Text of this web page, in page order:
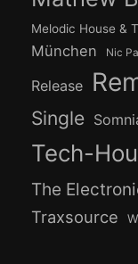
Melodic House &
München Nic
Release
Single
Tech-
The
Traxsource